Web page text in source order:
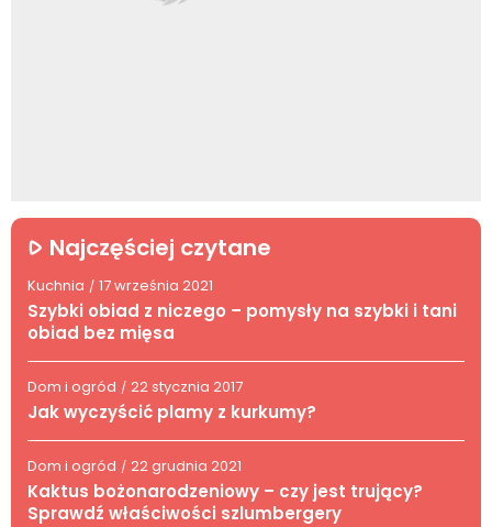
Najczęściej czytane
Kuchnia / 17 września 2021
Szybki obiad z niczego – pomysły na szybki i tani
obiad bez mięsa
Dom i ogród / 22 stycznia 2017
Jak wyczyścić plamy z kurkumy?
Dom i ogród / 22 grudnia 2021
Kaktus bożonarodzeniowy – czy jest trujący?
Sprawdź właściwości szlumbergery